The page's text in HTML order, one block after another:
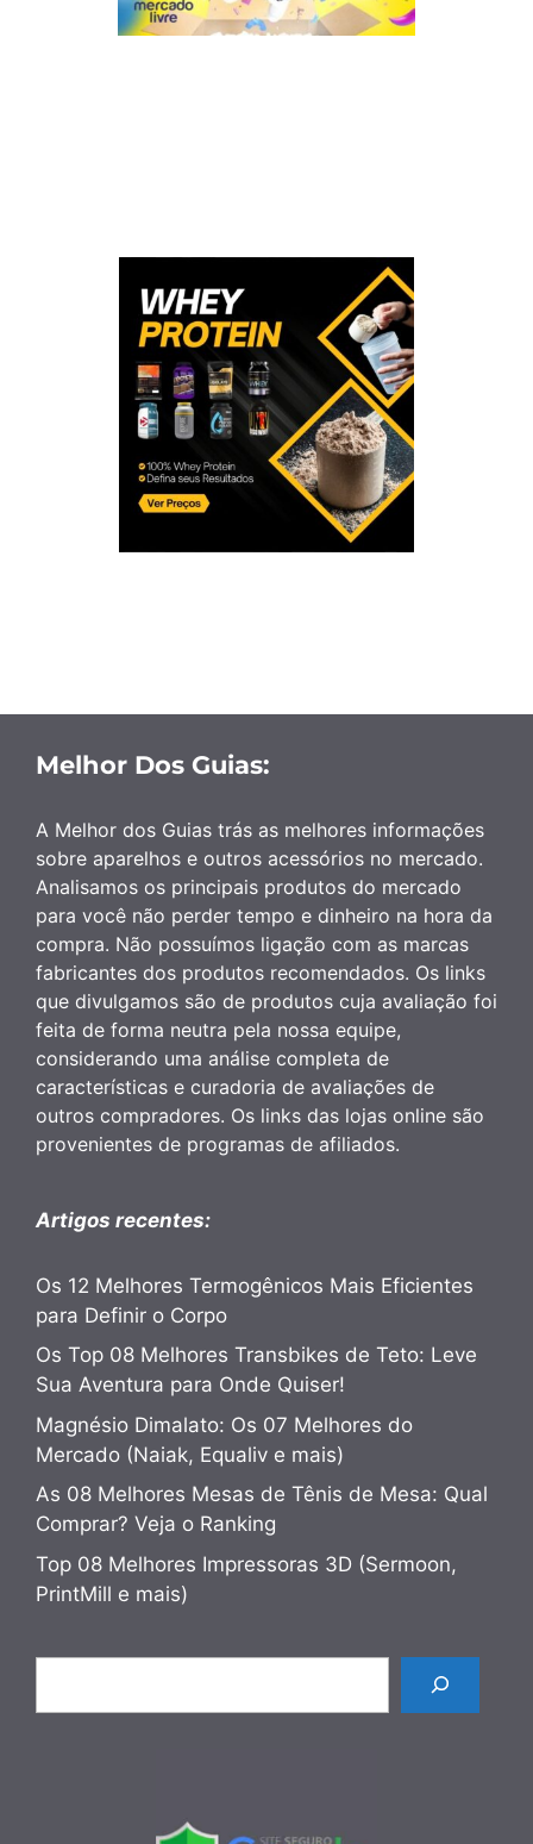
Melhor Dos Guias:
A Melhor dos Guias trás as melhores informações
sobre aparelhos e outros acessórios no mercado.
Analisamos os principais produtos do mercado
para você não perder tempo e dinheiro na hora da
compra. Não possuímos ligação com as marcas
fabricantes dos produtos recomendados. Os links
que divulgamos são de produtos cuja avaliação foi
feita de forma neutra pela nossa equipe,
considerando uma análise completa de
características e curadoria de avaliações de
outros compradores. Os links das lojas online são
provenientes de programas de afiliados.
Artigos recentes:
Os 12 Melhores Termogênicos Mais Eficientes
para Definir o Corpo
Os Top 08 Melhores Transbikes de Teto: Leve
Sua Aventura para Onde Quiser!
Magnésio Dimalato: Os 07 Melhores do
Mercado (Naiak, Equaliv e mais)
As 08 Melhores Mesas de Tênis de Mesa: Qual
Comprar? Veja o Ranking
Top 08 Melhores Impressoras 3D (Sermoon,
PrintMill e mais)